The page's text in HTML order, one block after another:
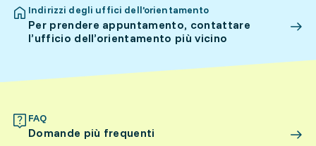
Indirizzi degli uffici dell’orientamento
Per prendere appuntamento, contattare
l’ufficio dell’orientamento più vicino
FAQ
Domande più frequenti